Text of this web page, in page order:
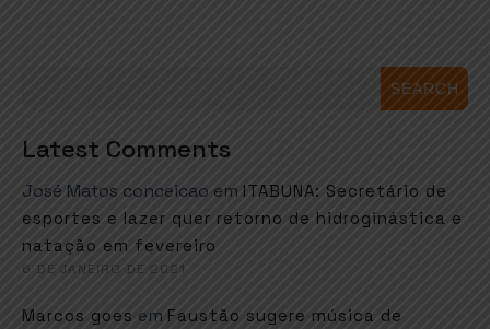
SEARCH
Latest Comments
José Matos conceicao em ITABUNA: Secretário de
esportes e lazer quer retorno de hidroginástica e
natação em fevereiro
6 DE JANEIRO DE 2021
Marcos goes em Faustão sugere música de